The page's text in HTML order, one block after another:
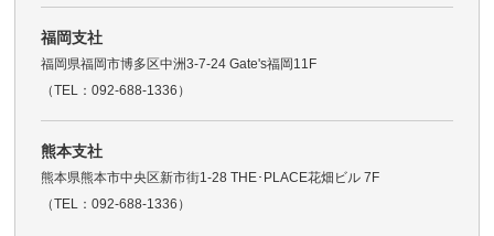
福岡支社
福岡県福岡市博多区中洲3-7-24 Gate's福岡11F
（TEL：092-688-1336）
熊本支社
熊本県熊本市中央区新市街1-28 THE･PLACE花畑ビル 7F
（TEL：092-688-1336）